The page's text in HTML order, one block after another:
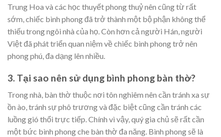
Trung Hoa và các học thuyết phong thuỷ nên cũng từ rất
sớm, chiếc bình phong đã trở thành một bộ phận không thể
thiếu trong ngôi nhà của họ. Còn hơn cả người Hán, người
Việt đã phát triển quan niệm về chiếc bình phong trở nên
phong phú, đa dạng lên nhiều.
3. Tại sao nên sử dụng bình phong bàn thờ?
Trong nhà, bàn thờ thuộc nơi tôn nghiêm nên cần tránh xa sự
ồn ào, tránh sự phô trương và đặc biệt cũng cần tránh các
luồng gió thổi trực tiếp. Chính vì vậy, quý gia chủ sẽ rất cần
một bức bình phong che bàn thờ đa năng. Bình phong sẽ là